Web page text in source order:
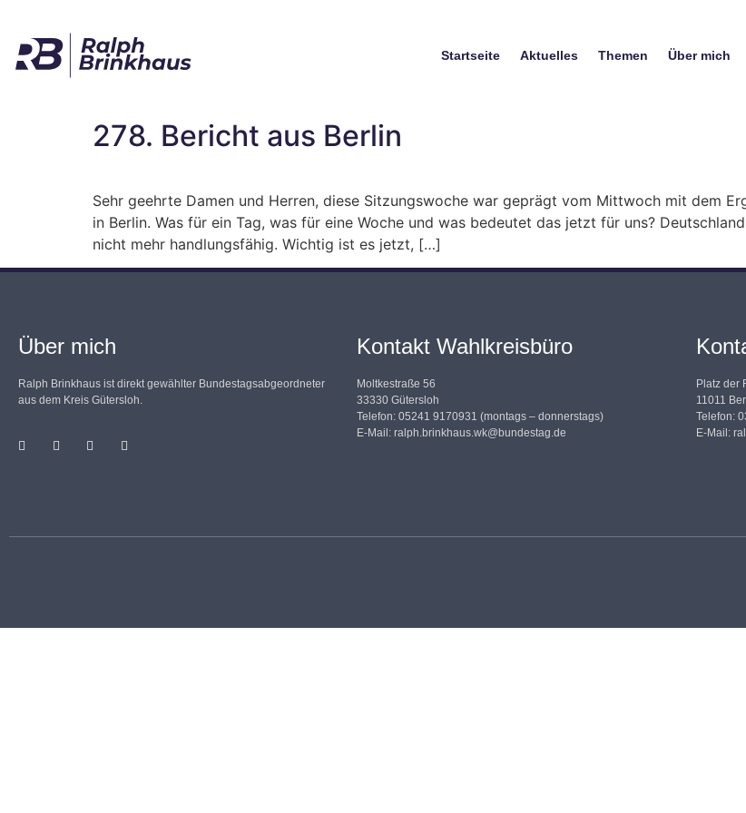
Startseite Aktuelles Themen Über mich
278. Bericht aus Berlin
Sehr geehrte Damen und Herren, diese Sitzungswoche war geprägt vom Mittwoch mit dem
in Berlin. Was für ein Tag, was für eine Woche und was bedeutet das jetzt für uns?
nicht mehr handlungsfähig. Wichtig ist es jetzt, […]
Über mich
Ralph Brinkhaus ist direkt gewählter Bundestagsabgeordneter
aus dem Kreis Gütersloh.
Kontakt Wahlkreisbüro
Moltkestraße 56
33330 Gütersloh
Telefon: 05241 9170931 (montags – donnerstags)
E-Mail:ralph.brinkhaus.wk@bundestag.de
Platz der
11011
Telefon:
E-Mail: